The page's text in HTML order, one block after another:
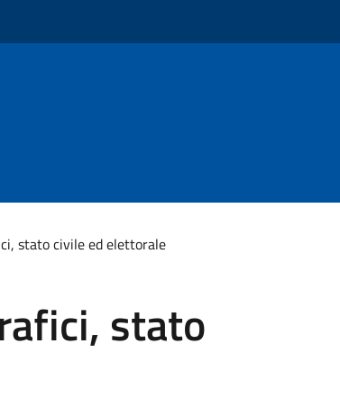
stato civile ed elettorale
stato